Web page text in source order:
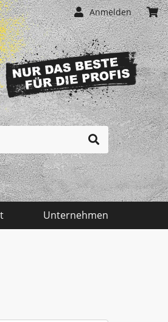
Unternehmen
Ihr Einkaufswagen ist momentan leer.
Anmelden